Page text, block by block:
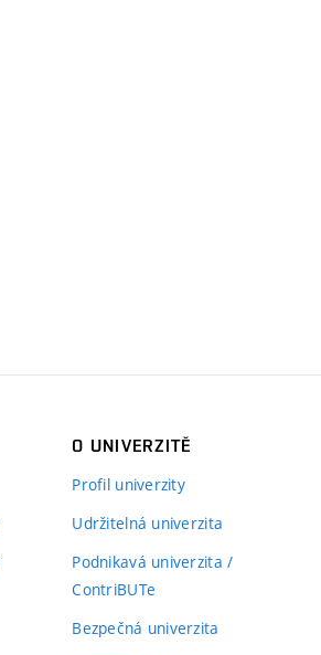
O UNIVERZITĚ
Profil univerzity
Udržitelná univerzita
Podnikavá univerzita /
ContriBUTe
Bezpečná univerzita